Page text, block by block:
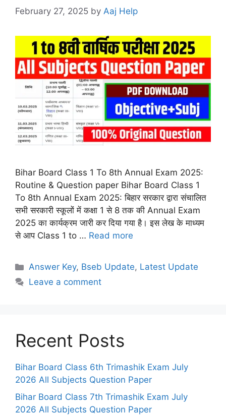
February 27, 2025 by Aaj Help
Bihar Board Class 1 To 8th Annual Exam 2025:
Routine & Question paper Bihar Board Class 1
To 8th Annual Exam 2025: बिहार सरकार द्वारा संचालित
सभी सरकारी स्कूलों में कक्षा 1 से 8 तक की Annual Exam
2025 का कार्यक्रम जारी कर दिया गया है। इस लेख के माध्यम
से आप Class 1 to … Read more
Categories
Answer Key, Bseb Update, Latest Update
Leave a comment
Recent Posts
Bihar Board Class 6th Trimashik Exam July
2026 All Subjects Question Paper
Bihar Board Class 7th Trimashik Exam July
2026 All Subjects Question Paper